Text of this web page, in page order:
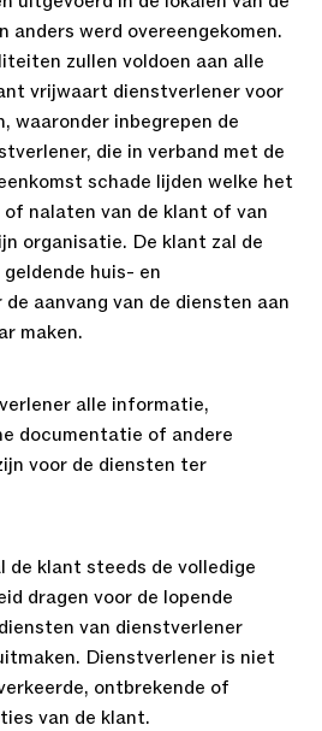
anders werd overeengekomen.
zullen voldoen aan alle
vrijwaart dienstverlener voor
waaronder inbegrepen de
die in verband met de
schade lijden welke het
of nalaten van de klant of van
organisatie. De klant zal de
huis- en
aanvang van de diensten aan
maken.
alle informatie,
documentatie of andere
voor de diensten ter
de klant steeds de volledige
dragen voor de lopende
van dienstverlener
Dienstverlener is niet
ontbrekende of
van de klant.